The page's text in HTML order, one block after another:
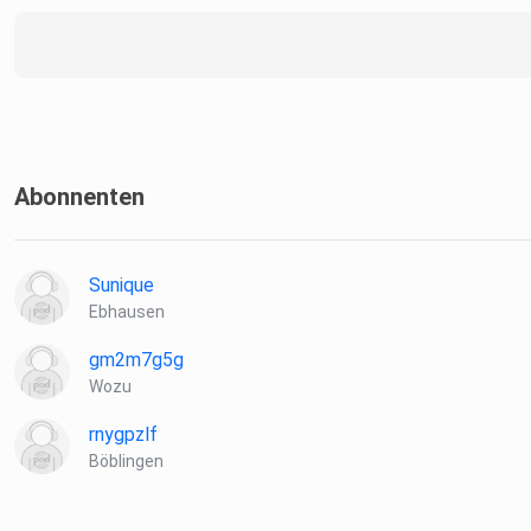
Abonnenten
Sunique
Ebhausen
gm2m7g5g
Wozu
rnygpzlf
Böblingen